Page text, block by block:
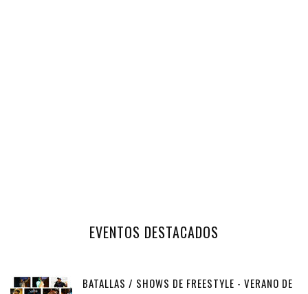
EVENTOS DESTACADOS
BATALLAS / SHOWS DE FREESTYLE - VERANO DE